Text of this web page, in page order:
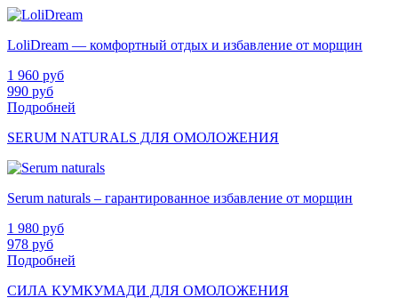
LoliDream — комфортный отдых и избавление от морщин
1 960 руб
990 руб
Подробней
SERUM NATURALS ДЛЯ ОМОЛОЖЕНИЯ
Serum naturals – гарантированное избавление от морщин
1 980 руб
978 руб
Подробней
СИЛА КУМКУМАДИ ДЛЯ ОМОЛОЖЕНИЯ